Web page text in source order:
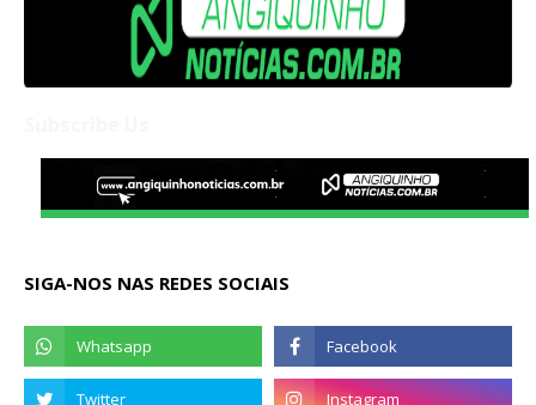
SIGA-NOS NAS REDES SOCIAIS